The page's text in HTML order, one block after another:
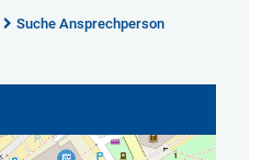
Suche Ansprechperson